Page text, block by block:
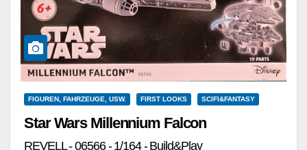
FIGUREN, FAHRZEUGE, USW. FIRST LOOKS SCIFI&FANTASY
Star Wars Millennium Falcon
REVELL - 06566 - 1/164 - Build&Play